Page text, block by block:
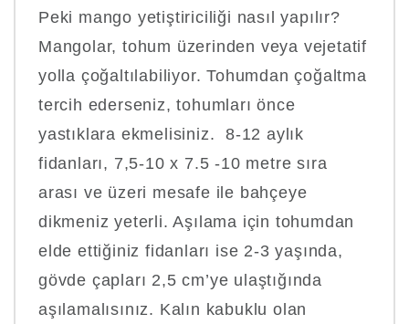
Peki mango yetiştiriciliği nasıl yapılır?
Mangolar, tohum üzerinden veya vejetatif
yolla çoğaltılabiliyor. Tohumdan çoğaltma
tercih ederseniz, tohumları önce
yastıklara ekmelisiniz. 8-12 aylık
fidanları, 7,5-10 x 7.5 -10 metre sıra
arası ve üzeri mesafe ile bahçeye
dikmeniz yeterli. Aşılama için tohumdan
elde ettiğiniz fidanları ise 2-3 yaşında,
gövde çapları 2,5 cm’ye ulaştığında
aşılamalısınız. Kalın kabuklu olan